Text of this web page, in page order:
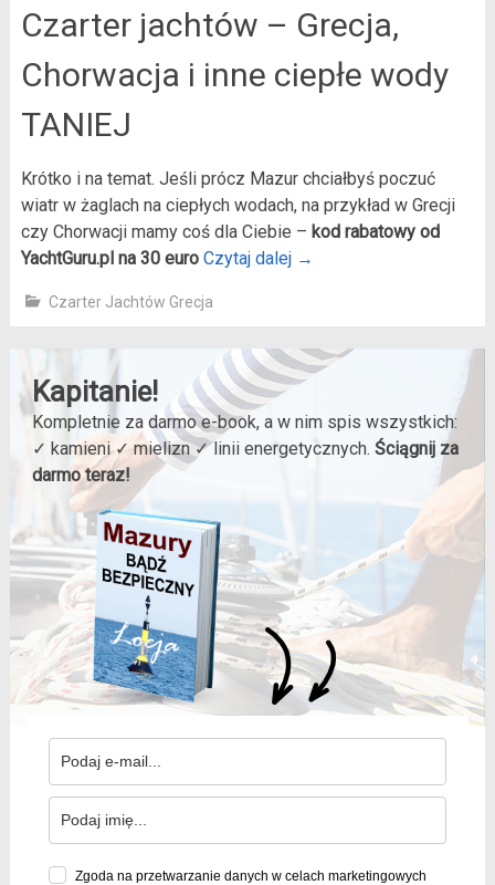
Czarter jachtów – Grecja,
Chorwacja i inne ciepłe wody
TANIEJ
Krótko i na temat. Jeśli prócz Mazur chciałbyś poczuć
wiatr w żaglach na ciepłych wodach, na przykład w Grecji
czy Chorwacji mamy coś dla Ciebie – kod rabatowy od
YachtGuru.pl na 30 euro Czytaj dalej →
Czarter Jachtów Grecja
Kapitanie!
Kompletnie za darmo e-book, a w nim spis wszystkich:
✓ kamieni ✓ mielizn ✓ linii energetycznych.Ściągnij za
darmo teraz!
Zgoda na przetwarzanie danych w celach marketingowych